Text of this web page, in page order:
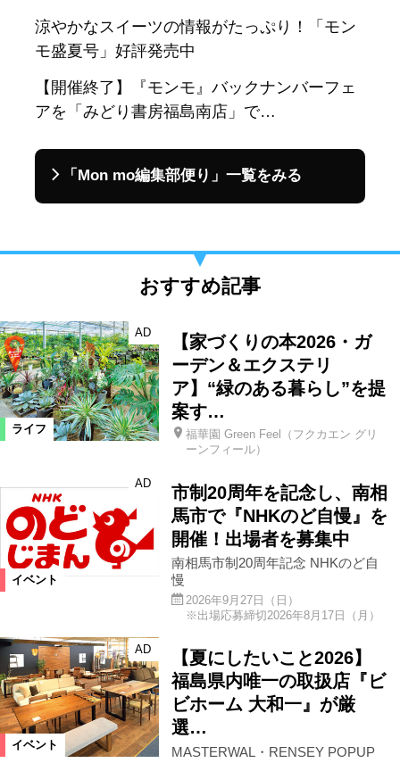
涼やかなスイーツの情報がたっぷり！「モン
モ盛夏号」好評発売中
【開催終了】『モンモ』バックナンバーフェ
アを「みどり書房福島南店」で…
「Mon mo編集部便り」一覧をみる
おすすめ記事
ライフ
AD
【家づくりの本2026・ガ
ーデン＆エクステリ
ア】“緑のある暮らし”を提
案す…
福華園 Green Feel（フクカエン グリ
ーンフィール）
イベント
AD
市制20周年を記念し、南相
馬市で『NHKのど自慢』を
開催！出場者を募集中
南相馬市制20周年記念 NHKのど自
慢
2026年9月27日（日）
※出場応募締切2026年8月17日（月）
イベント
AD
【夏にしたいこと2026】
福島県内唯一の取扱店『ビ
ビホーム 大和一』が厳
選…
MASTERWAL・RENSEY POPUP